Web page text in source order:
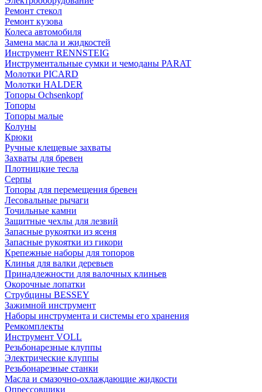
Ремонт стекол
Ремонт кузова
Колеса автомобиля
Замена масла и жидкостей
Инструмент RENNSTEIG
Инструментальные сумки и чемоданы PARAT
Молотки PICARD
Молотки HALDER
Топоры Ochsenkopf
Топоры
Топоры малые
Колуны
Крюки
Ручные клещевые захваты
Захваты для бревен
Плотницкие тесла
Серпы
Топоры для перемещения бревен
Лесовальные рычаги
Точильные камни
Защитные чехлы для лезвий
Запасные рукоятки из ясеня
Запасные рукоятки из гикори
Крепежные наборы для топоров
Клинья для валки деревьев
Принадлежности для валочных клиньев
Окорочные лопатки
Струбцины BESSEY
Зажимной инструмент
Наборы инструмента и системы его хранения
Ремкомплекты
Инструмент VOLL
Резьбонарезные клуппы
Электрические клуппы
Резьбонарезные станки
Масла и смазочно-охлаждающие жидкости
Опрессовщики